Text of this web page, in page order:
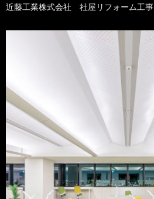
近藤工業株式会社 社屋リフォーム工事